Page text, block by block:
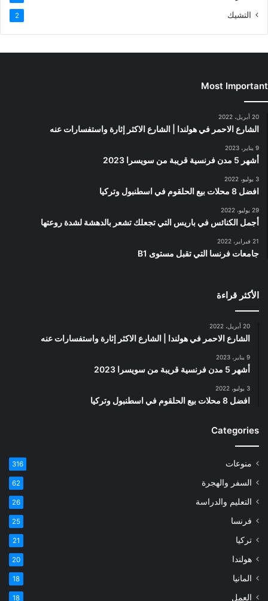
التشيك 2
Most Important
20 أبريل، 2022
الشارع الاحمر في هولندا | الشارع الاكثر إثارة واستفسارات عنه
9 يناير، 2023
أشهر 5 مدن فرنسية قريبة من سويسرا 2023
3 يوليو، 2022
افضل 8 محلات بيع الحلقوم في اسطنبول وتركيا
29 يوليو، 2022
أجمل الكنائس في باريس التي تجعلك تشعر بالدهشة لشدة روعتها
21 فبراير، 2022
جامعات فرنسا التي تقبل مستوى B1
الأكثر قراءة
20 أبريل، 2022
الشارع الاحمر في هولندا | الشارع الاكثر إثارة واستفسارات عنه
9 يناير، 2023
أشهر 5 مدن فرنسية قريبة من سويسرا 2023
3 يوليو، 2022
افضل 8 محلات بيع الحلقوم في اسطنبول وتركيا
Categories
منوعات 316
السفر والهجرة 62
التعليم والدراسة 26
فرنسا 25
تركيا 21
هولندا 20
المانيا 18
العمل 18